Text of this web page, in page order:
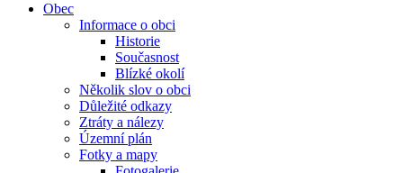
Obec
Informace o obci
Historie
Současnost
Blízké okolí
Několik slov o obci
Důležité odkazy
Ztráty a nálezy
Územní plán
Fotky a mapy